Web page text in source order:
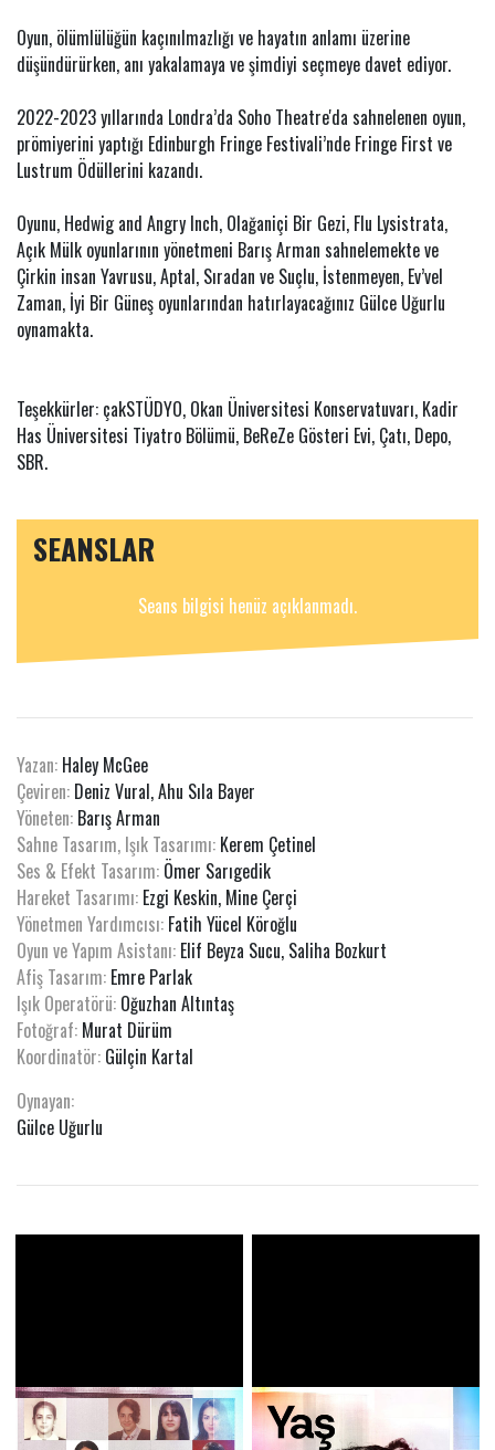
Oyun, ölümlülüğün kaçınılmazlığı ve hayatın anlamı üzerine
düşündürürken, anı yakalamaya ve şimdiyi seçmeye davet ediyor.
2022-2023 yıllarında Londra’da Soho Theatre'da sahnelenen oyun,
prömiyerini yaptığı Edinburgh Fringe Festivali’nde Fringe First ve
Lustrum Ödüllerini kazandı.
Oyunu, Hedwig and Angry Inch, Olağaniçi Bir Gezi, Flu Lysistrata,
Açık Mülk oyunlarının yönetmeni Barış Arman sahnelemekte ve
Çirkin insan Yavrusu, Aptal, Sıradan ve Suçlu, İstenmeyen, Ev’vel
Zaman, İyi Bir Güneş oyunlarından hatırlayacağınız Gülce Uğurlu
oynamakta.
Teşekkürler: çakSTÜDYO, Okan Üniversitesi Konservatuvarı, Kadir
Has Üniversitesi Tiyatro Bölümü, BeReZe Gösteri Evi, Çatı, Depo,
SBR.
SEANSLAR
Seans bilgisi henüz açıklanmadı.
Yazan: Haley McGee
Çeviren: Deniz Vural, Ahu Sıla Bayer
Yöneten: Barış Arman
Sahne Tasarım, Işık Tasarımı: Kerem Çetinel
Ses & Efekt Tasarım: Ömer Sarıgedik
Hareket Tasarımı: Ezgi Keskin, Mine Çerçi
Yönetmen Yardımcısı: Fatih Yücel Köroğlu
Oyun ve Yapım Asistanı: Elif Beyza Sucu, Saliha Bozkurt
Afiş Tasarım: Emre Parlak
Işık Operatörü: Oğuzhan Altıntaş
Fotoğraf: Murat Dürüm
Koordinatör: Gülçin Kartal
Oynayan:
Gülce Uğurlu